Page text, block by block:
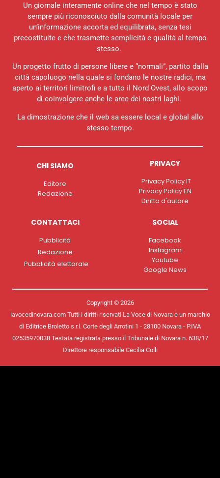
Un giornale interamente online che nel tempo è stato
sempre più riconosciuto dalla comunità locale per
un’informazione accorta ed equilibrata, senza tesi
precostituite e che trasmette semplicità e qualità al tempo
stesso.
Un progetto frutto di persone libere e “normali”, partito dalla
città capoluogo nella quale si fondano le nostre radici, ma
aperto ai territori limitrofi e a tutto il Nord Ovest, allo scopo
di coinvolgere anche le aree dei nostri laghi.
La dimostrazione che il web sa essere local e global allo
stesso tempo.
CHI SIAMO
Editore
Redazione
PRIVACY
Privacy Policy IT
Privacy Policy EN
Diritto d'autore
CONTATTACI
Pubblicità
Redazione
Pubblicità elettorale
SOCIAL
Facebook
Instagram
Youtube
Google News
Copyright © 2026
lavocedinovara.com Tutti i diritti riservati La Voce di Novara è un marchio
di Editrice Broletto s.r.l. Corte degli Arrotini 1 - 28100 Novara - P.IVA
02535970038 Testata registrata presso il Tribunale di Novara n. 638/17
Direttore responsabile Cecilia Colli